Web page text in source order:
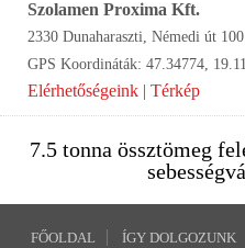
Szolamen Proxima Kft.
2330 Dunaharaszti, Némedi út
GPS Koordináták: 47.34774,
Elérhetőségeink | Térkép
7.5 tonna össztömeg
FŐOLDAL ÍGY DOLGOZUNK